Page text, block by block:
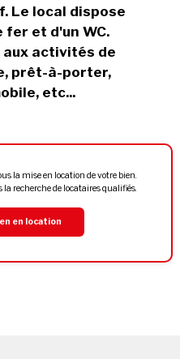
Le local dispose
fer et d'un WC.
activités de
prêt-à-porter,
etc...
la mise en location de votre bien.
recherche de locataires qualifiés.
en location